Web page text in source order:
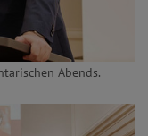
Abends.